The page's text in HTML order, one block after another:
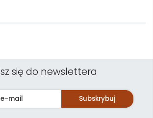
się do newslettera
Subskrybuj